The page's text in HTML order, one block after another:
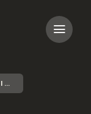
DORMITORIO PLANEJADO